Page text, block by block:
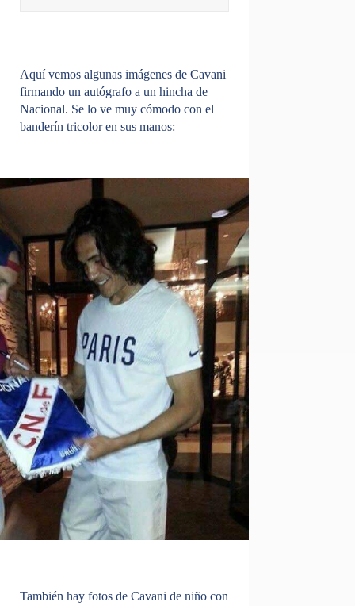
Aquí vemos algunas imágenes de Cavani
firmando un autógrafo a un hincha de
Nacional. Se lo ve muy cómodo con el
banderín tricolor en sus manos:
También hay fotos de Cavani de niño con